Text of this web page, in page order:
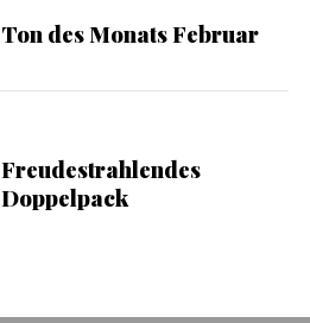
Ton des Monats Februar
Freudestrahlendes
Doppelpack